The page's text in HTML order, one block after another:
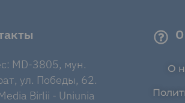
MD-3805, мун.
ул. Победы, 62.
Birlii - Uniunia
О